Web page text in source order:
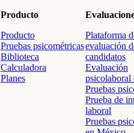
Producto
Producto
Pruebas psicométricas
Biblioteca
Calculadora
Planes
Plataforma
evaluación
candidatos
Evaluación
psicolaboral
Pruebas
Prueba de
laboral
Pruebas